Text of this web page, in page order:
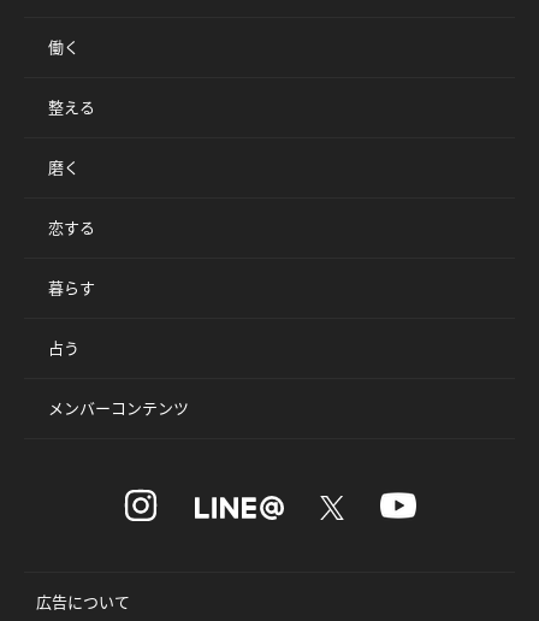
働く
整える
磨く
恋する
暮らす
占う
メンバーコンテンツ
広告について